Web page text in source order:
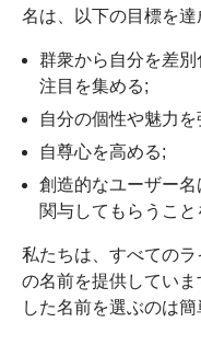
名は、以下の目標を達
群衆から自分を差
注目を集める;
自分の個性や魅力を
自尊心を高める;
創造的なユーザー
関与してもらうこと
私たちは、すべての
の名前を提供してい
した名前を選ぶのは簡